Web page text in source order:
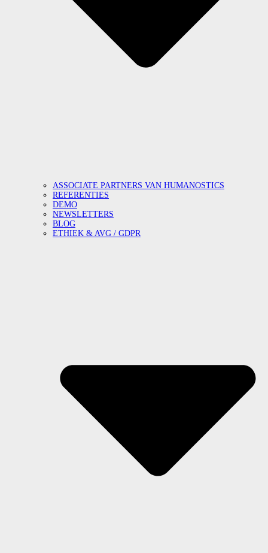
ASSOCIATE PARTNERS VAN HUMANOSTICS
REFERENTIES
DEMO
NEWSLETTERS
BLOG
ETHIEK & AVG / GDPR